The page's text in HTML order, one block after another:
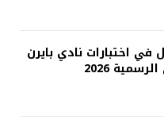
في اختبارات نادي بايرن
2026